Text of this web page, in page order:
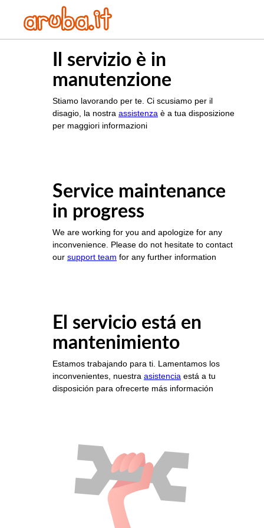
Il servizio è in
manutenzione
Stiamo lavorando per te. Ci scusiamo per il
disagio, la nostra assistenza è a tua disposizione
per maggiori informazioni
Service maintenance
in progress
We are working for you and apologize for any
inconvenience. Please do not hesitate to contact
our support team for any further information
El servicio está en
mantenimiento
Estamos trabajando para ti. Lamentamos los
inconvenientes, nuestra asistencia está a tu
disposición para ofrecerte más información